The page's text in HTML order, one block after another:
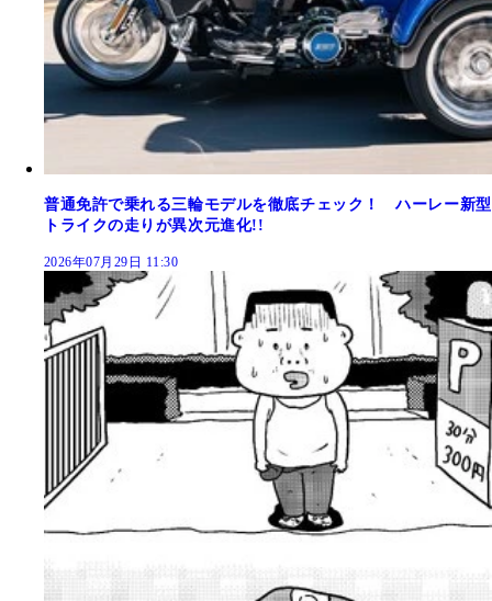
普通免許で乗れる三輪モデルを徹底チェック！ ハーレー新型
トライクの走りが異次元進化!!
2026年07月29日 11:30